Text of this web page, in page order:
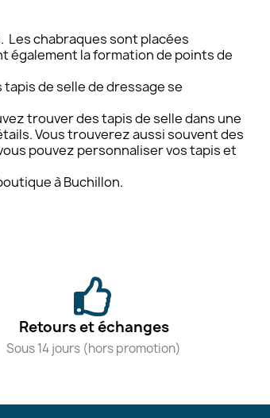
Les chabraques sont placées
également la formation de points de
de selle de dressage se
trouver des tapis de selle dans une
Vous trouverez aussi souvent des
pouvez personnaliser vos tapis et
à Buchillon.
Retours et échanges
Sous 14 jours (hors promotion)